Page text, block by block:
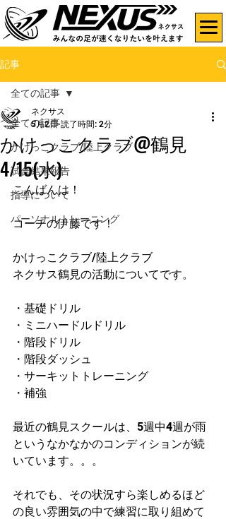
記事
全ての記事
かけっこクラブ/陸上クラブ
試合結果報告
指導について
パーソナルトレーニング
全ての記事
かけっこクラブ@鶴見
4/15(水)
ネクサス
5月2日 読了時間: 2分
こんばんは！
コーチの伊藤です！
かけっこクラブ/陸上クラブ
ネクサス鶴見の活動についてです。
・基礎ドリル
・ミニハードルドリル
・階段ドリル
・階段ダッシュ
・サーキットトレーニング
・補強
最近の鶴見スクールは、5週中4週が雨
というなかなかのコンディションが続
いています。。。
それでも、その状況すら楽しめるほど
の良い雰囲気の中で練習に取り組めて